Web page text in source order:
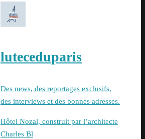
luteceduparis
Des news, des reportages exclusifs,
des interviews et des bonnes adresses.
Hôtel Nozal, construit par l’architecte
Charles Bl